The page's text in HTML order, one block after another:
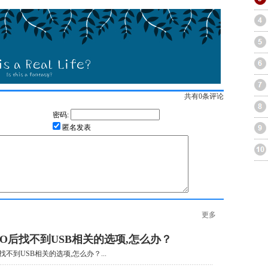
共有0条评论
密码:
匿名发表
更多
后找不到USB相关的选项,怎么办？
不到USB相关的选项,怎么办？...